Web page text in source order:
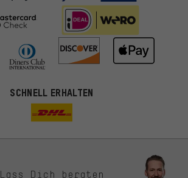
SCHNELL ERHALTEN
Lass Dich beraten